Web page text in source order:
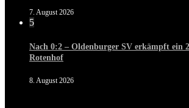
7. August 2026
5
Nach 0:2 – Oldenburger SV erkämpft ein
Rotenhof
8. August 2026